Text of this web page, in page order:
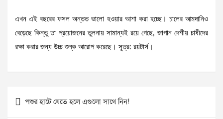
এখন এই বছরের ফসল অন্তত ভালো হওয়ার আশা করা হচ্ছে। চালের আমদানিও
বেড়েছে কিন্তু তা প্রয়োজনের তুলনায় সামান্যই রয়ে গেছে, জাপান দেশীয় চাষীদের
রক্ষা করার জন্য উচ্চ শুল্ক আরোপ করেছে। সূত্র: রয়টার্স।
Post
navigation
পশুর হাটে যেতে হলে এগুলো সাথে নিন!